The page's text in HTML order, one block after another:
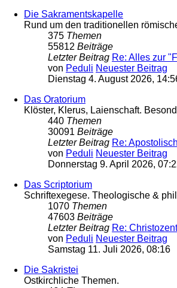
Die Sakramentskapelle
Rund um den traditionellen
375 Themen
55812 Beiträge
Letzter Beitrag Re: Alles zur
von Peduli Neuester Beitrag
Dienstag 4. August 2026,
Das Oratorium
Klöster, Klerus, Laienschaft.
440 Themen
30091 Beiträge
Letzter Beitrag Re:
von Peduli Neuester Beitrag
Donnerstag 9. April 2026,
Das Scriptorium
Schriftexegese. Theologische &
1070 Themen
47603 Beiträge
Letzter Beitrag Re:
von Peduli Neuester Beitrag
Samstag 11. Juli 2026, 08:16
Die Sakristei
Ostkirchliche Themen.